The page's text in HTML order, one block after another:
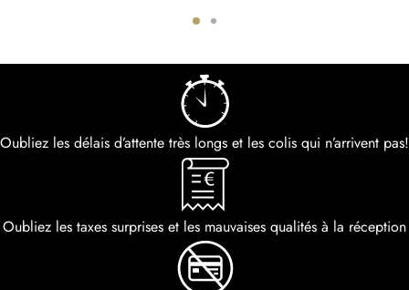
Oubliez les délais d’attente très longs et les colis qui n’arrivent pas!
Oubliez les taxes surprises et les mauvaises qualités à la réception